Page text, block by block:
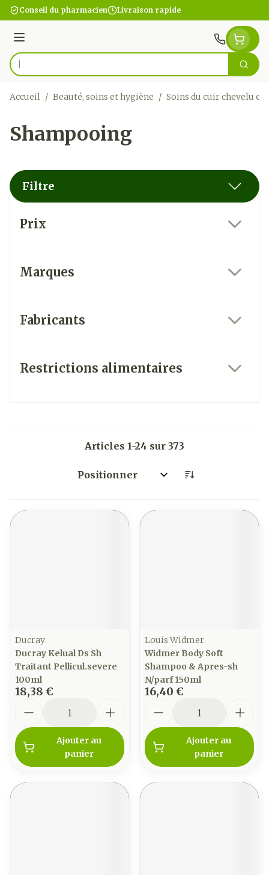
Aller au contenu
Conseil du pharmacien Livraison rapide
Menu
Rechercher
Accueil / Beauté, soins et hygiène / Soins du cuir chevelu et
Shampooing
Filtre
Prix
Marques
Fabricants
Restrictions alimentaires
Articles 1-24 sur 373
Trier par:
Ducray
Ducray Kelual Ds Sh
Traitant Pellicul.severe
100ml
18,38 €
Ajouter au
panier
Louis Widmer
Widmer Body Soft
Shampoo & Apres-sh
N/parf 150ml
16,40 €
Ajouter au
panier